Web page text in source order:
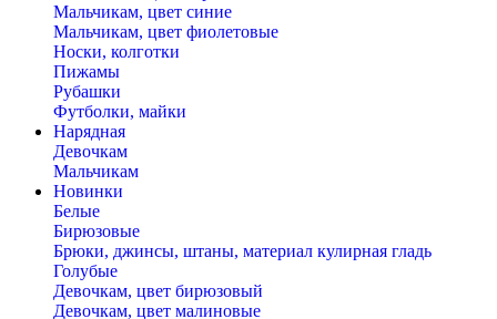
Мальчикам, цвет синие
Мальчикам, цвет фиолетовые
Носки, колготки
Пижамы
Рубашки
Футболки, майки
Нарядная
Девочкам
Мальчикам
Новинки
Белые
Бирюзовые
Брюки, джинсы, штаны, материал кулирная гладь
Голубые
Девочкам, цвет бирюзовый
Девочкам, цвет малиновые